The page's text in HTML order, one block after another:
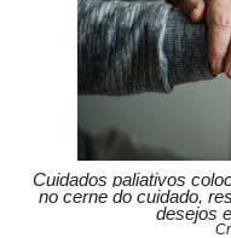
Cuidados paliativos
no cerne do cuidado,
desejos